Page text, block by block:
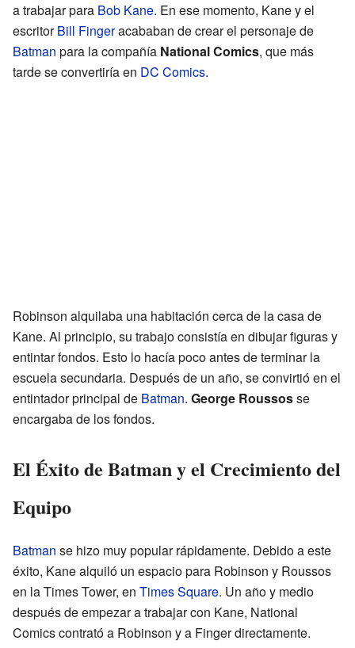
a trabajar para Bob Kane. En ese momento, Kane y el
escritorBill Fingeracababan de crear el personaje de
Batman para la compañía National Comics, que más
tarde se convertiría en DC Comics.
Robinson alquilaba una habitación cerca de la casa de
Kane. Al principio, su trabajo consistía en dibujar figuras y
entintar fondos. Esto lo hacía poco antes de terminar la
escuela secundaria. Después de un año, se convirtió en el
entintador principal de Batman. George Roussosse
encargaba de los fondos.
El Éxito de Batman y el Crecimiento del
Equipo
Batman se hizo muy popular rápidamente. Debido a este
éxito, Kane alquiló un espacio para Robinson y Roussos
en la Times Tower, en Times Square. Un año y medio
después de empezar a trabajar con Kane, National
Comics contrató a Robinson y a Finger directamente.